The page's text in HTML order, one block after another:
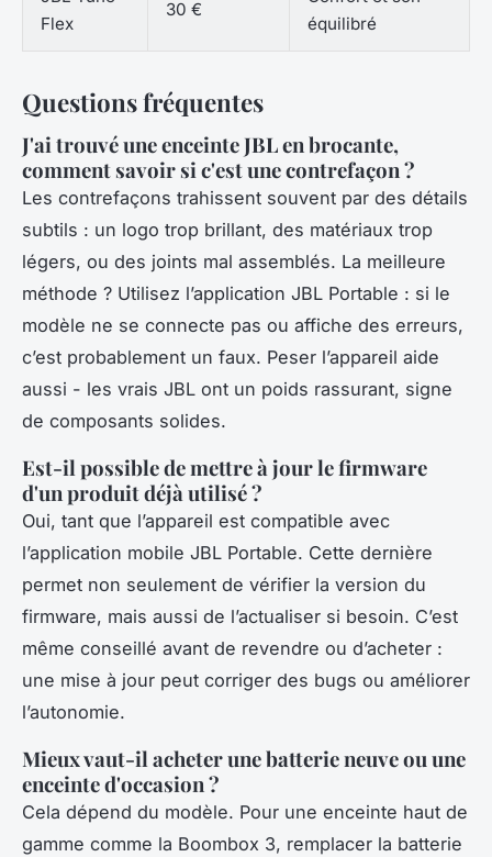
Flex
30 €
équilibré
Questions fréquentes
J'ai trouvé une enceinte JBL en brocante,
comment savoir si c'est une contrefaçon ?
Les contrefaçons trahissent souvent par des détails
subtils : un logo trop brillant, des matériaux trop
légers, ou des joints mal assemblés. La meilleure
méthode ? Utilisez l’application JBL Portable : si le
modèle ne se connecte pas ou affiche des erreurs,
c’est probablement un faux. Peser l’appareil aide
aussi - les vrais JBL ont un poids rassurant, signe
de composants solides.
Est-il possible de mettre à jour le firmware
d'un produit déjà utilisé ?
Oui, tant que l’appareil est compatible avec
l’application mobile JBL Portable. Cette dernière
permet non seulement de vérifier la version du
firmware, mais aussi de l’actualiser si besoin. C’est
même conseillé avant de revendre ou d’acheter :
une mise à jour peut corriger des bugs ou améliorer
l’autonomie.
Mieux vaut-il acheter une batterie neuve ou une
enceinte d'occasion ?
Cela dépend du modèle. Pour une enceinte haut de
gamme comme la Boombox 3, remplacer la batterie